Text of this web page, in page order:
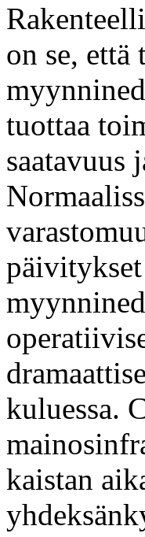
on se, että
tuottaa
saatavuus
kuluessa.
kaistan